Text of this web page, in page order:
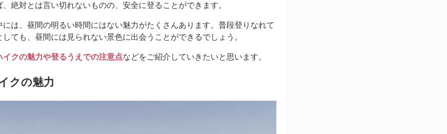
絶対とは言い切れないものの、安全に登ることができます。
は、昼間の明るい時間にはない魅力がたくさんあります。普段登りなれて
ても、昼間には見られない景色に出会うことができるでしょう。
イクの魅力や登るうえでの注意点などをご紹介していきたいと思います。
クの魅力